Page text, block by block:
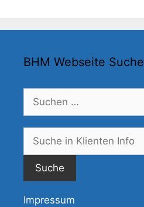
BHM Webseite Suche
Suchen
nach:
Impressum